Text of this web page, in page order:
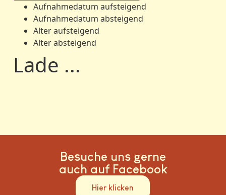
Aufnahmedatum aufsteigend
Aufnahmedatum absteigend
Alter aufsteigend
Alter absteigend
Lade ...
Besuche uns gerne
auch auf Facebook
Hier klicken